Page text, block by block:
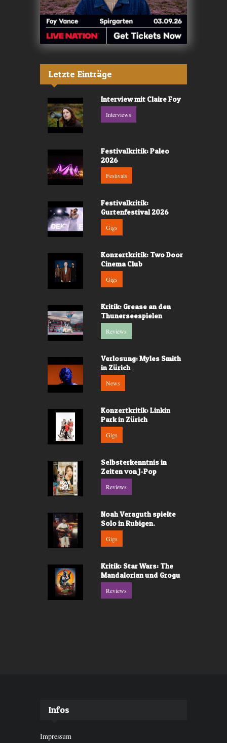
Letzte Einträge
Interview mit Claire Foy
Interviews
Festivalkritik: Paleo
2026
Festivals
Festivalkritik:
Gurtenfestival 2026
Gigs
Konzertkritik: Two Door
Cinema Club
Gigs
Kritik: Grease an den
Thunerseespielen
Reviews
Verlosung: Myles Smith
in Zürich
News
Konzertkritik: Linkin
Park in Zürich
Gigs
Selbsterkenntnis in
Zeiten von J-Pop
Reviews
Noah Veraguth spielte
Solo in Rubigen.
Gigs
Kritik: Star Wars: The
Mandalorian und Grogu
Reviews
Infos
Impressum